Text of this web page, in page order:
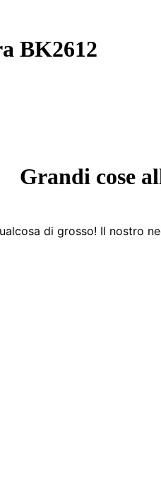
BK2612
Grandi cose
di grosso! Il nostro